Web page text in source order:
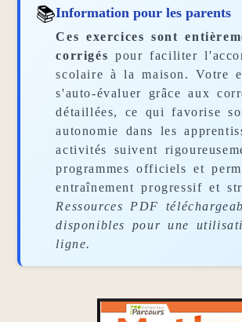
📚Information pour les parents
Ces exercices sont
corrigés pour faciliter
scolaire à la maison. Votre
s'auto-évaluer grâce aux
détaillées, ce qui favorise
autonomie dans les
activités suivent
programmes officiels et
entraînement progressif et
Ressources PDF
disponibles pour une
ligne.